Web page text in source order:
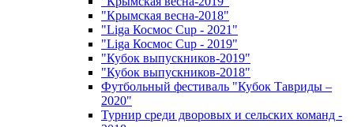
"Крымская весна-2018"
"Liga Космос Cup - 2021"
"Liga Космос Cup - 2019"
"Кубок выпускников-2019"
"Кубок выпускников-2018"
Футбольный фестиваль "Кубок Тавриды –
2020"
Турнир среди дворовых и сельских команд -